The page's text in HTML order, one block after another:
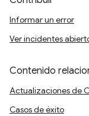
Informar un error
Ver incidentes
Contenido
Actualizaciones de
Casos de éxito